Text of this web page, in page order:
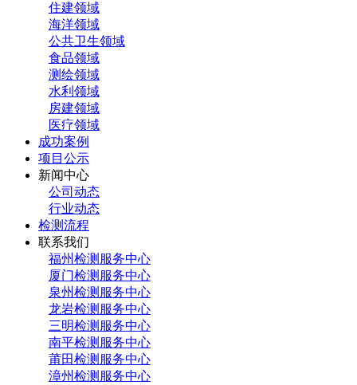
住建领域
海洋领域
公共卫生领域
食品领域
测绘领域
水利领域
房建领域
医疗领域
成功案例
项目公示
新闻中心
公司动态
行业动态
检测流程
联系我们
福州检测服务中心
厦门检测服务中心
泉州检测服务中心
龙岩检测服务中心
三明检测服务中心
南平检测服务中心
莆田检测服务中心
漳州检测服务中心